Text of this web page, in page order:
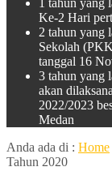
Ke-2 Hari
2 tahun yang
Sekolah
tanggal 16
3 tahun yang
akan
2022/2023
Medan
Anda ada di : Home
Tahun 2020